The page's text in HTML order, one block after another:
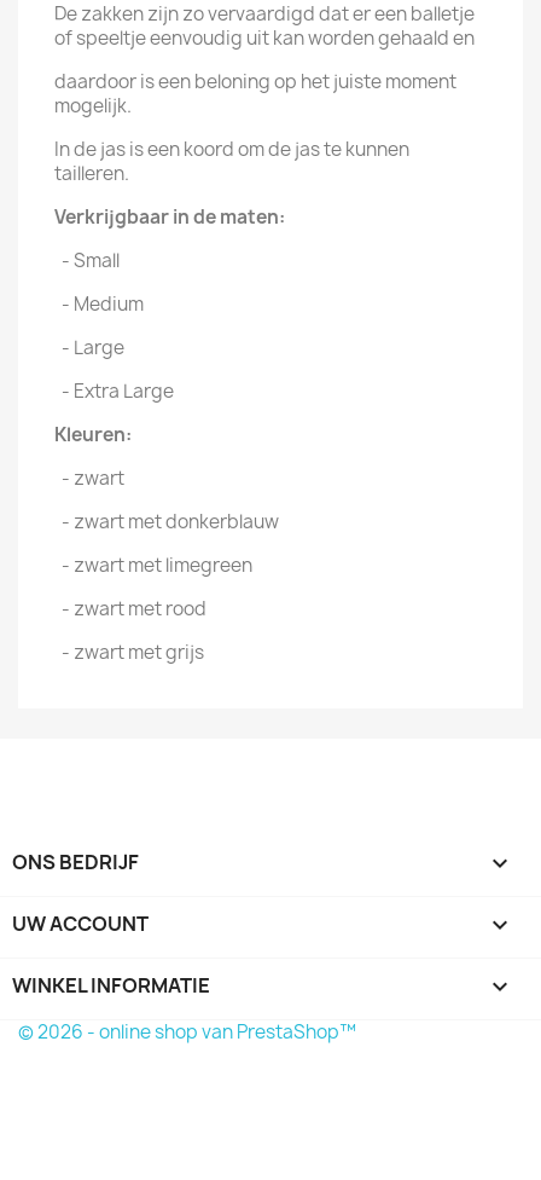
De zakken zijn zo vervaardigd dat er een balletje
of speeltje eenvoudig uit kan worden gehaald en
daardoor is een beloning op het juiste moment
mogelijk.
In de jas is een koord om de jas te kunnen
tailleren.
Verkrijgbaar in de maten:
- Small
- Medium
- Large
- Extra Large
Kleuren:
- zwart
- zwart met donkerblauw
- zwart met limegreen
- zwart met rood
- zwart met grijs
ONS BEDRIJF 
UW ACCOUNT 
WINKEL INFORMATIE keyboard_arrow_down
© 2026 - online shop van PrestaShop™